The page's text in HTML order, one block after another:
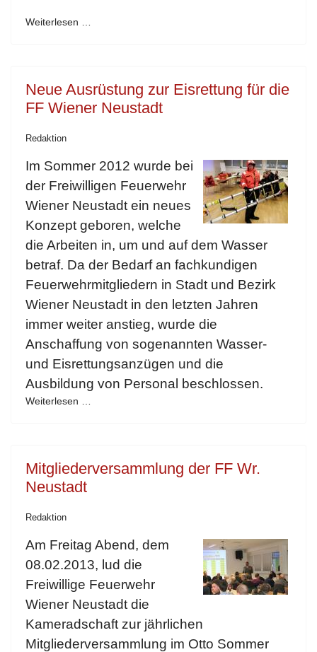
Weiterlesen …
Neue Ausrüstung zur Eisrettung für die
FF Wiener Neustadt
Redaktion
Im Sommer 2012 wurde bei
der Freiwilligen Feuerwehr
Wiener Neustadt ein neues
Konzept geboren, welche
die Arbeiten in, um und auf dem Wasser
betraf. Da der Bedarf an fachkundigen
Feuerwehrmitgliedern in Stadt und Bezirk
Wiener Neustadt in den letzten Jahren
immer weiter anstieg, wurde die
Anschaffung von sogenannten Wasser-
und Eisrettungsanzügen und die
Ausbildung von Personal beschlossen.
Weiterlesen …
Mitgliederversammlung der FF Wr.
Neustadt
Redaktion
Am Freitag Abend, dem
08.02.2013, lud die
Freiwillige Feuerwehr
Wiener Neustadt die
Kameradschaft zur jährlichen
Mitgliederversammlung im Otto Sommer